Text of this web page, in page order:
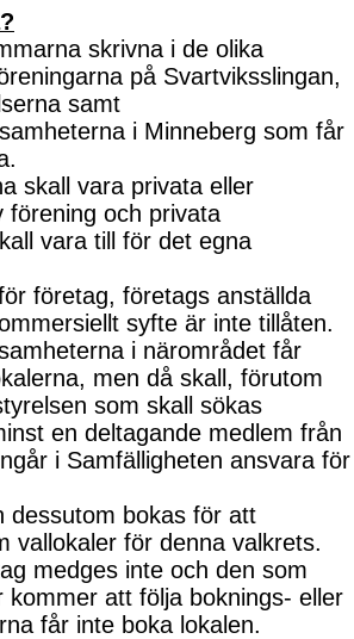
skrivna i de olika
på Svartviksslingan,
samt
i Minneberg som får
skall vara privata eller
förening och privata
vara till för det egna
företag, företags anställda
syfte är inte tillåten.
i närområdet får
men då skall, förutom
som skall sökas
en deltagande medlem från
i Samfälligheten ansvara för
dessutom bokas för att
vallokaler för denna valkrets.
medges inte och den som
kommer att följa boknings- eller
får inte boka lokalen.